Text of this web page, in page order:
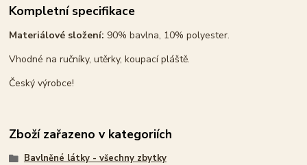
Kompletní specifikace
Materiálové složení: 90% bavlna, 10% polyester.
Vhodné na ručníky, utěrky, koupací pláště.
Český výrobce!
Zboží zařazeno v kategoriích
Bavlněné látky - všechny zbytky